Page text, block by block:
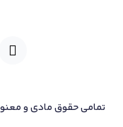
تمامی حقوق مادی و